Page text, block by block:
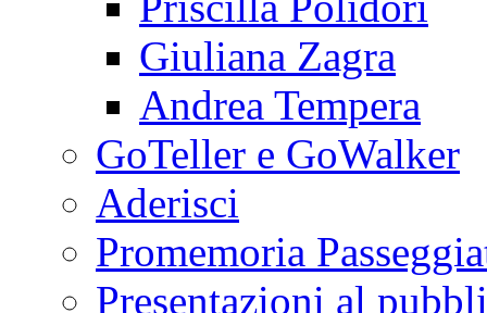
Giuliana Zagra
Andrea Tempera
GoTeller e GoWalker
Aderisci
Promemoria
Presentazioni al